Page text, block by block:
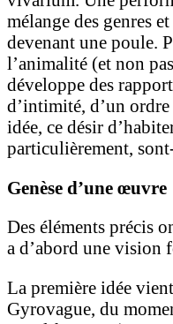
mélange des genres
devenant une poule.
l’animalité (et non
développe des
d’intimité, d’un
idée, ce désir
particulièrement,
Genèse d’une œuvre
Des éléments précis
a d’abord une vision
La première idée
Gyrovague, du